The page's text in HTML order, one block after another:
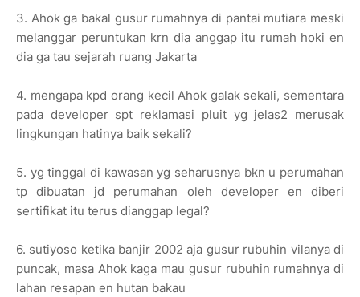
3. Ahok ga bakal gusur rumahnya di pantai mutiara meski
melanggar peruntukan krn dia anggap itu rumah hoki en
dia ga tau sejarah ruang Jakarta
4. mengapa kpd orang kecil Ahok galak sekali, sementara
pada developer spt reklamasi pluit yg jelas2 merusak
lingkungan hatinya baik sekali?
5. yg tinggal di kawasan yg seharusnya bkn u perumahan
tp dibuatan jd perumahan oleh developer en diberi
sertifikat itu terus dianggap legal?
6. sutiyoso ketika banjir 2002 aja gusur rubuhin vilanya di
puncak, masa Ahok kaga mau gusur rubuhin rumahnya di
lahan resapan en hutan bakau